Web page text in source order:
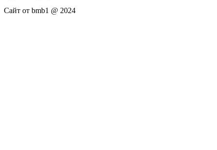
Сайт от bmb1 @ 2024